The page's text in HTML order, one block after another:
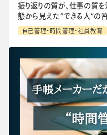
振り返りの質が、仕事の質
態から見えた“できる人”の
自己管理・時間管理・社員教育